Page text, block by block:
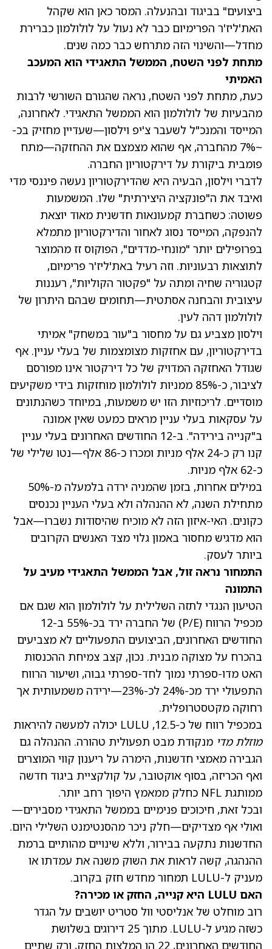
ביצועים" בביגוד ובהנעלה. המסר כאן הוא שקהל
האת'ליז'ר הפרימיום כבר לא נעול על לולולמון כברירת
מחדל—והשינוי הזה מתרחש כבר כמה שנים.
מתחת לפני השטח, הממשל התאגידי הוא המעכב
האמיתי
כעת, מתחת לפני השטח, נראה שהגורם השורשי לרבות
מהבעיות של לולולמון הוא הממשל התאגידי. לאחרונה,
המייסד והמנכ"ל לשעבר צ'יפ וילסון—שעדיין מחזיק בכ-
~7% מהחברה, אף שהוא מצמצם את ההחזקה—מתח
פומבית ביקורת על דירקטוריון החברה.
לדברי וילסון, הבעיה היא שהדירקטוריון נעשה פיננסי מדי
ואיבד את ה"פונקציה היצירתית" שלו. המשמעות
פשוטה: כשחברת קמעונאות חדשנית מאוד יוצאת
להנפקה, המייסד נסוג לאחור והדירקטוריון מתמלא
בפרופילים יותר "מונחי-מדדים", הפוקוס זז מהמוצר
לתוצאות רבעוניות. וזה רעיל באת'ליז'ר פרימיום,
קטגוריה שחיה ומתה על "פקטור הקוליות", רעננות
עיצובית והבחנה אסתטית—תחומים שבהם היתרון של
לולולמון דהה לעין.
וילסון מצביע גם על מחסור ב"עור במשחק" אמיתי
בדירקטוריון, עם אחזקות מצומצמות של בעלי עניין. אף
שגודל האחזקה המדויק של כל דירקטור אינו מפורסם
לציבור, כ-85% ממניות לולולמון מוחזקות בידי משקיעים
מוסדיים. לריכוזיות הזו יש משמעות, במיוחד כשהנתונים
על עסקאות בעלי עניין מראים כמעט שאין אמונה
ב"קנייה בירידה". ב-12 החודשים האחרונים בעלי עניין
קנו רק כ-24 אלף מניות ומכרו כ-86 אלף—נטו שלילי של
כ-62 אלף מניות.
במילים אחרות, בזמן שהמניה ירדה בלמעלה מ-50%
מתחילת השנה, לא ההנהלה ולא בעלי העניין נכנסים
כקונים. האי-איזון הזה לא מוכיח שהיסודות נשברו—אבל
הוא מדגיש מחסור באמון גלוי מצד האנשים הקרובים
ביותר לעסק.
התמחור נראה זול, אבל הממשל התאגידי מעיב על
התמונה
הטיעון הנגדי לתזה השלילית על לולולמון הוא שגם אם
מכפיל הרווח (P/E) של החברה ירד בכ-55% ב-12
החודשים האחרונים, הביצועים התפעוליים לא מצביעים
בהכרח על מצוקה מבנית. נכון, קצב צמיחת ההכנסות
האט מדו-ספרתי נמוך לחד-ספרתי גבוה, ושיעור הרווח
התפעולי ירד מכ-24% לכ-23%—ירידה משמעותית אך
רחוקה מקטסטרופלית.
במכפיל רווח של כ-12.5
, LULU יכולה למעשה להיראות
מוזלת מדי מנקודת מבט תפעולית טהורה. ההנהלה גם
הגבירה מאמצי חדשנות, הימרה על ריענון קווי המוצרים
ואף הכריזה, בסוף אוקטובר, על קולקציית ביגוד חדשה
ממותגת NFL כחלק ממאמץ היפוך רחב יותר.
ובכל זאת, חיכוכים פנימיים בממשל התאגידי מסבירים—
ואולי אף מצדיקים—חלק ניכר מהסנטימנט השלילי היום.
החדשנות נתקעה בבירור, וללא שינויים מהותיים ברמת
ההנהגה, קשה לראות את השוק משנה את עמדתו או
מעניק ל-LULU תמחור מחדש חזק בקרוב.
האם LULU היא קנייה, החזק או מכירה?
רוב מוחלט של אנליסטי וול סטריט יושבים על הגדר
כשזה מגיע ל-LULU. מתוך 25 דירוגים בשלושת
החודשים האחרונים, 22 הן המלצות החזק, ורק שתיים